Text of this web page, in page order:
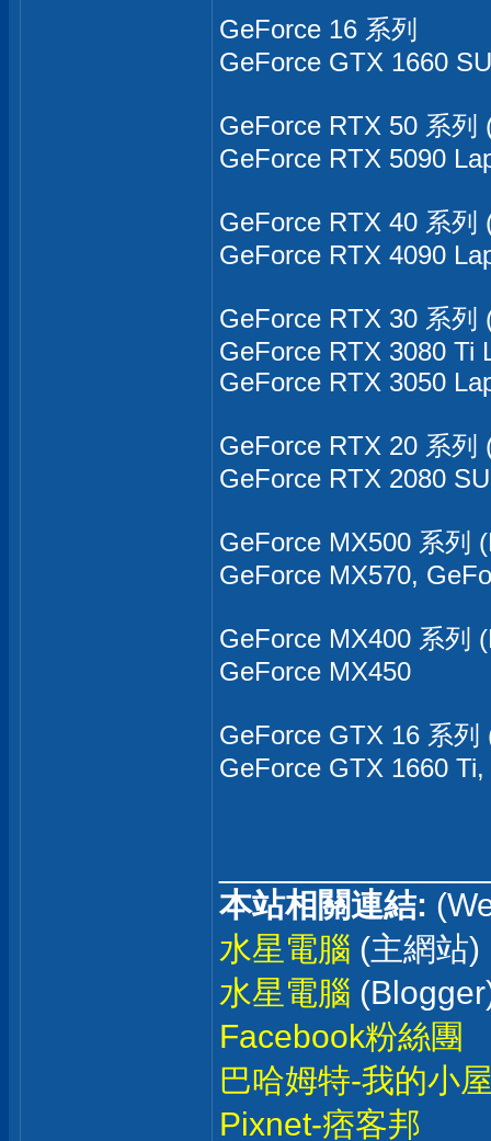
GeForce 16 系列
GeForce GTX 1660
GeForce RTX 50 系列
GeForce RTX 5090
GeForce RTX 40 系列
GeForce RTX 4090
GeForce RTX 30 系列
GeForce RTX 3080 Ti
GeForce RTX 3050
GeForce RTX 20 系列
GeForce RTX 2080
GeForce MX500 系列
GeForce MX570,
GeForce MX400 系列
GeForce MX450
GeForce GTX 16 系列
GeForce GTX 1660
本站相關連結:
水星電腦 (主網站)
水星電腦
Facebook粉絲團
巴哈姆特-我的小
Pixnet-痞客邦